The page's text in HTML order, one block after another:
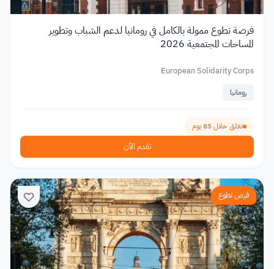
فرصة تطوع ممولة بالكامل في رومانيا لدعم الشباب وتطوير
المساحات المجتمعية 2026
European Solidarity Corps
رومانيا
تغلق خلال 85 يوم
تقدم الآن
فرص تطوع